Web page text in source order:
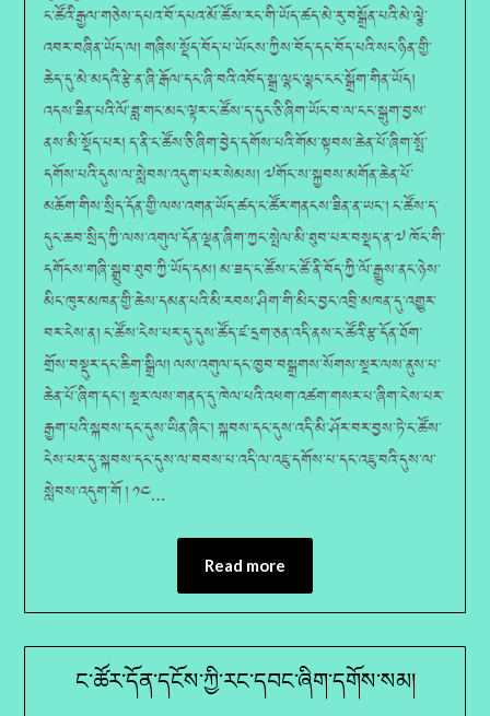
ང་ཚོའི་རྒྱལ་གཅེས་དཔའ་བོ་དཔའ་མོ་ཚོས་རང་གི་ཡོད་ཚད་མེ་རུ་བསྒྲོན་པའི་མེ་ལྕེ་
འབར་བཞིན་ཡོད་ལ། གཞིས་སྡོད་བོད་པ་ཡོངས་ཀྱིས་བོད་དང་བོད་པའི་སང་ཉིན་གྱི་
ཆེད་དུ་མེ་མདའི་རྩེ་ན་ཞི་རྒོལ་དང་ཞི་བའི་འབོད་སྒྲ་ལྷང་ལྷང་ངང་སྒྲོག་གིན་ཡོད།
འདས་ཟིན་པའི་ལོ་ཟླ་གང་མང་ལྟར་ང་ཚོས་ད་དུང་ཅི་ཞིག་ཡོང་བ་ལ་ངང་སྒུག་བྱས་
ནས་མི་སྡོད་པར། ད་ནི་ང་ཚོས་ཅི་ཞིག་བྱེད་དགོས་པའི་གོམ་སྟབས་ཆེན་པོ་ཞིག་སྤོ་
དགོས་པའི་དུས་ལ་སླེབས་འདུག་པར་སེམས། ༧གོང་ས་སྐྱབས་མགོན་ཆེན་པོ་
མཆོག་གིས་སྲིད་དོན་གྱི་ལས་འགན་ཡོད་ཚད་ང་ཚོར་གནངས་ཟིན་ན་ཡང་། ང་ཚོས་ད་
དུང་ཆབ་སྲིད་ཀྱི་ལས་འགུལ་དོན་ལྡན་ཞིག་ཀྱང་སྤེལ་མི་ཐུབ་པར་བསྡད་ན་༧ ཁོང་གི་
དགོངས་གཞི་སྒྲུབ་ཐུབ་ཀྱི་ཡོད་དམ། མ་ཟད་ང་ཚོས་ང་ཚོ་ནི་བོད་ཀྱི་ལོ་རྒྱུས་ནང་ཉེས་
མིང་ཁུར་མཁན་གྱི་ཆེས་དམན་པའི་མི་རབས་ཤིག་གི་མིང་བྱང་འབྲི་མཁན་དུ་འགྱུར་
བར་ངེས་ན། ང་ཚོས་ངེས་པར་དུ་དུས་ཚོད་ཛ་དྲག་ཅན་འདི་ནས་ང་ཚོའི་རྩ་དོན་ཐོག་
གྲོས་བསྡུར་དང་ཆིག་སྒྲིལ། ལས་འགུལ་དང་ཁྱབ་བསྒྲགས་སོགས་སྔར་ལས་ནུས་པ་
ཆེན་པོ་ཞིག་དང་། སྔར་ལས་གནད་དུ་ཁེལ་པའི་འཕག་འཚག་གསར་པ་ཞིག་ངེས་པར་
རྒྱག་པའི་སྐབས་དང་དུས་ཡིན་ཞིང་། སྐབས་དང་དུས་འདི་མི་ཤོར་བར་བྱས་ཏེ་ང་ཚོས་
ངེས་པར་དུ་སྐབས་དང་དུས་ལ་བབས་པ་འདི་ལ་འཇུ་དགོས་པ་དང་འཇུ་བའི་དུས་ལ་
སླེབས་འདུག་གོ ། ༡༤…
Read more
ང་ཚོར་དོན་དངོས་ཀྱི་རང་དབང་ཞིག་དགོས་སམ།